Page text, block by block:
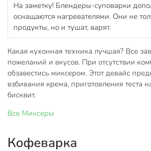
На заметку! Блендеры-суповарки
оснащаются нагревателями. Они не
продукты, но и тушат, варят.
Какая кухонная техника лучшая? Все
пожеланий и вкусов. При отсутствии
обзавестись миксером. Этот девайс
взбивания крема, приготовления теста
бисквит.
Все Миксеры
Кофеварка